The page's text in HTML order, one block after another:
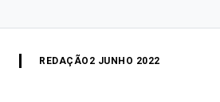
REDAÇÃO 2 JUNHO 2022